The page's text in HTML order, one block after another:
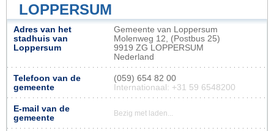
LOPPERSUM
Adres van het
stadhuis van
Loppersum
Gemeente van Loppersum
Molenweg 12, (Postbus 25)
9919 ZG LOPPERSUM
Nederland
Telefoon van de
gemeente
(059) 654 82 00
Internationaal: +31 59 6548200
E-mail van de
gemeente
Bezig met laden...